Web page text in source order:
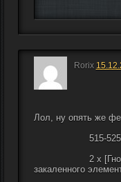
Rorix
Лол, ну опять же
                    515-525
закаленного